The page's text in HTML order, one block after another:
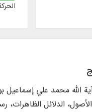
آية الله محمد علي
الدلائل الظاهرات،